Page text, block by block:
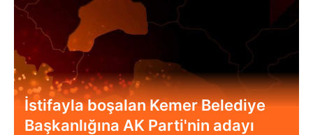
İstifayla boşalan Kemer Belediye
Başkanlığına AK Parti'nin adayı